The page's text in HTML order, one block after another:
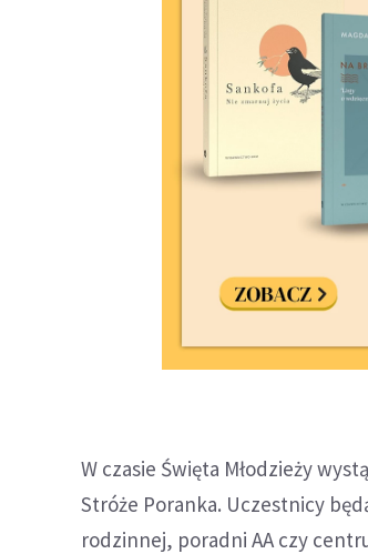
W czasie Święta Młodzieży
Stróże Poranka. Uczestnicy
rodzinnej, poradni AA czy